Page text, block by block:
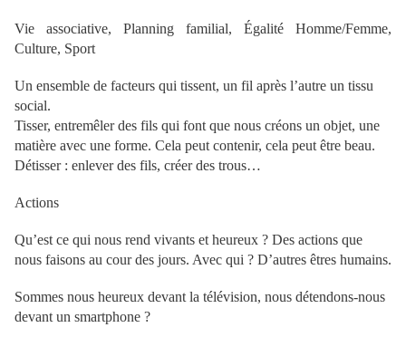
Vie associative, Planning familial, Égalité Homme/Femme,
Culture, Sport
Un ensemble de facteurs qui tissent, un fil après l’autre un tissu
social.
Tisser, entremêler des fils qui font que nous créons un objet, une
matière avec une forme. Cela peut contenir, cela peut être beau.
Détisser : enlever des fils, créer des trous…
Actions
Qu’est ce qui nous rend vivants et heureux ? Des actions que
nous faisons au cour des jours. Avec qui ? D’autres êtres humains.
Sommes nous heureux devant la télévision, nous détendons-nous
devant un smartphone ?